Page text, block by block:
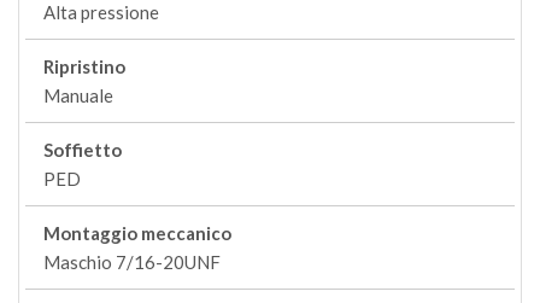
Alta pressione
Ripristino
Manuale
Soffietto
PED
Montaggio meccanico
Maschio 7/16-20UNF